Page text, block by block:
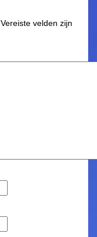
Vereiste velden zijn